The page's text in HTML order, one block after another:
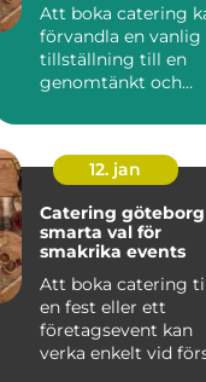
Att boka catering
förvandla en vanlig
tillställning till en
genomtänkt och
upplevelse...
12. jan
Catering göteborg
smarta val för
smakrika events
Att boka catering
en fest eller ett
företagsevent kan
verka enkelt vid